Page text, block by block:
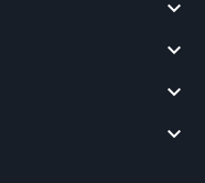



